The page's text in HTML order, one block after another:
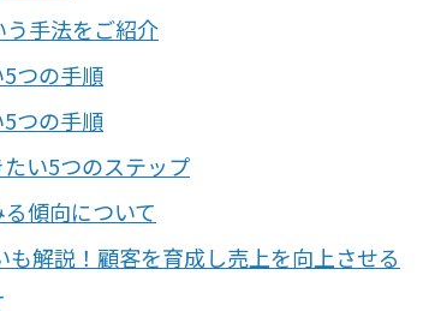
手法をご紹介
つの手順
つの手順
い5つのステップ
傾向について
解説！顧客を育成し売上を向上させる